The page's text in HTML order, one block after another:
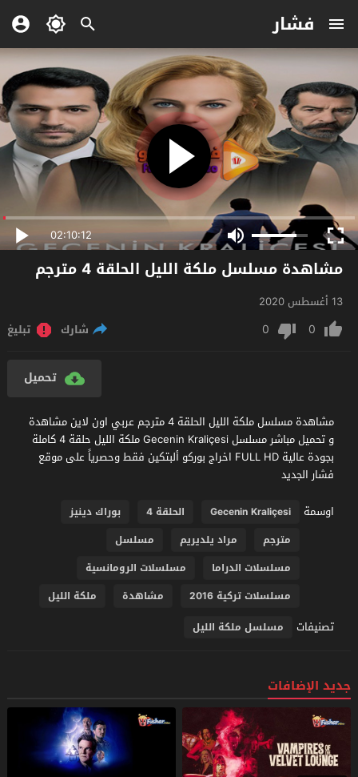
فشار
02:10:12
مشاهدة مسلسل ملكة الليل الحلقة 4 مترجم
13 أغسطس 2020
0
0 شارك تبليغ
تحميل
مشاهدة مسلسل ملكة الليل الحلقة 4 مترجم عربي اون لاين مشاهدة
و تحميل مباشر مسلسل Gecenin Kraliçesi ملكة الليل حلقة 4 كاملة
بجودة عالية FULL HD اخراج بوركو ألبتكين فقط وحصرياً على موقع
فشار الجديد
اوسمة
Gecenin Kraliçesi الحلقة 4
بوراك دينيز
مترجم
مراد يلديريم
مسلسل
مسلسلات الدراما
مسلسلات الرومانسية
مسلسلات تركية 2016
مشاهدة ملكة الليل
تصنيفات مسلسل ملكة الليل
جديد الإضافات